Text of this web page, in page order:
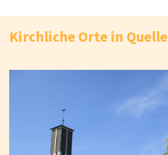
Kirchliche Orte in Quelle